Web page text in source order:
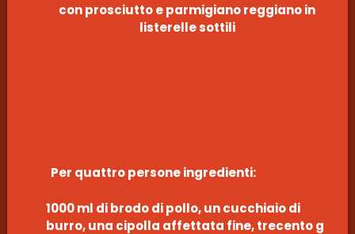
con prosciutto e parmigiano reggiano in
listerelle sottili
Per quattro persone ingredienti:
1000 ml di brodo di pollo, un cucchiaio di
burro, una cipolla affettata fine, trecento g